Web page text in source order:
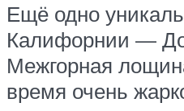
Ещё одно
Калифорнии —
Межгорная
время очень